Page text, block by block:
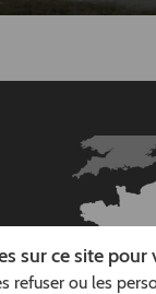
sur ce site
refuser ou les